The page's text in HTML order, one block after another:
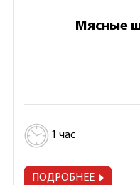
Мясные
1 час
ПОДРОБНЕЕ